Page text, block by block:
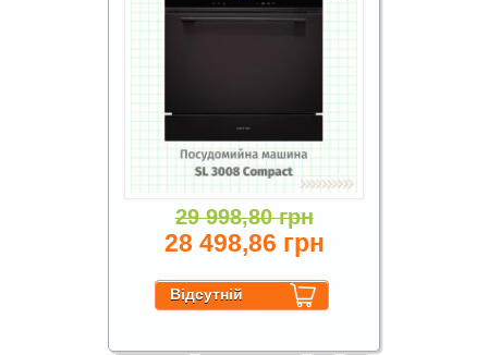
29 998,80 грн
28 498,86 грн